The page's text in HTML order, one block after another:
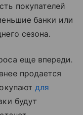
покупателей
банки или
сезона.
еще впереди.
продается
для
будут